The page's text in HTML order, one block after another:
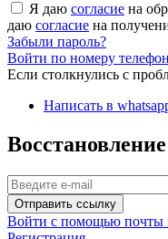
Я даю согласие на
даю согласие на
Забыли пароль?
Войти по номеру
Если столкнулись с
Написать в
Отправить ссылку
Войти с помощью почты